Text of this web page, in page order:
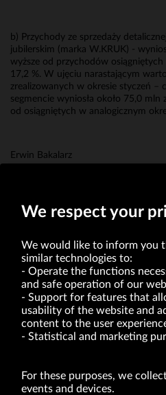
b) Przychody ze sprzedaży
jubilerskim (marka W.KRUK) -
wyższe od przychodów
17,2 %. W ujęciu narastającym
zrealizowanych w okresie styczeń –
segmencie wyniosła około 75,0 mln
od osiągniętych w analogicznym
Erwin Bakalarz
VRG S.A. | 10 Pilotów
Tax Identification
District Court for Kraków-
XI Economic Department of the National
of act of 8.03.2013 on combating excessive
(Journal of Laws of 2019,
We respect your
We would like to inform you
similar technologies to:
Operate the functions
and safe operation of our
Support for features that
usability of the website and
content to the user
Statistical and marketing
For these purposes, we
events and devices.